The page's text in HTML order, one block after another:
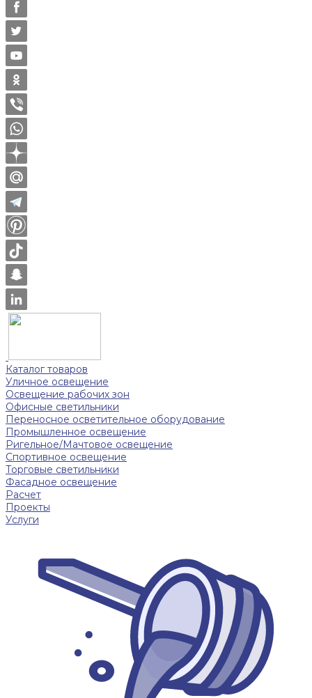
Каталог товаров
Уличное освещение
Освещение рабочих зон
Офисные светильники
Переносное осветительное оборудование
Промышленное освещение
Ригельное/Мачтовое освещение
Спортивное освещение
Торговые светильники
Фасадное освещение
Расчет
Проекты
Услуги